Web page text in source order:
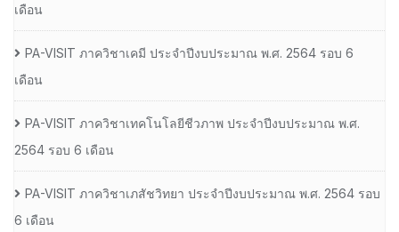
เดือน
PA-VISIT ภาควิชาเคมี ประจำปีงบประมาณ พ.ศ. 2564 รอบ 6
เดือน
PA-VISIT ภาควิชาเทคโนโลยีชีวภาพ ประจำปีงบประมาณ พ.ศ.
2564 รอบ 6 เดือน
PA-VISIT ภาควิชาเภสัชวิทยา ประจำปีงบประมาณ พ.ศ. 2564 รอบ
6 เดือน